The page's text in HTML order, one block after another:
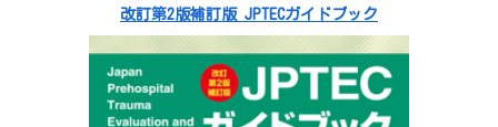
改訂第2版補訂版 JPTECガイドブック